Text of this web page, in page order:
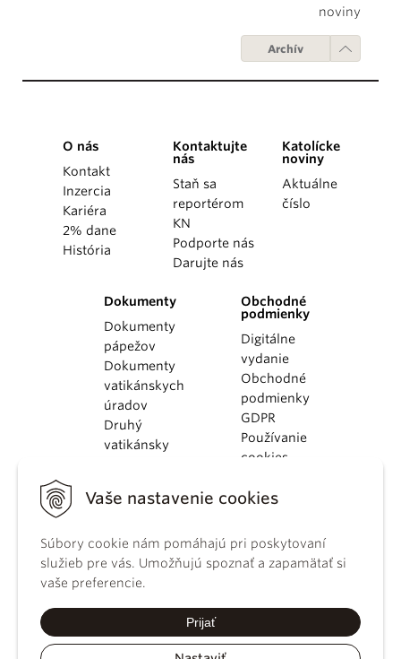
Vaše nastavenie cookies
Súbory cookie nám pomáhajú pri poskytovaní
služieb pre vás. Umožňujú spoznať a zapamätať si
vaše preferencie.
Prijať
noviny
Archív
O nás
Kontakt
Inzercia
Kariéra
2% dane
História
Kontaktujte
nás
Staň sa
reportérom
KN
Podporte nás
Darujte nás
Katolícke
noviny
Aktuálne
číslo
Dokumenty
Dokumenty
pápežov
Dokumenty
vatikánskych
úradov
Druhý
vatikánsky
KBS
kánonického
práva
Katechizmus
Obchodné
podmienky
Digitálne
vydanie
Obchodné
podmienky
GDPR
Používanie
cookies